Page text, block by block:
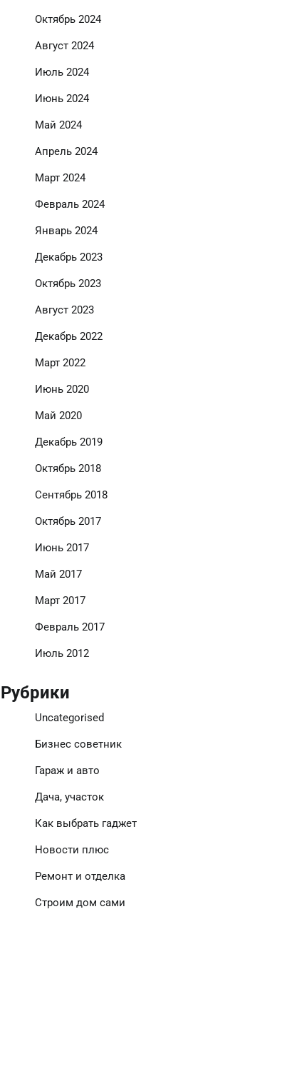
Октябрь 2024
Август 2024
Июль 2024
Июнь 2024
Май 2024
Апрель 2024
Март 2024
Февраль 2024
Январь 2024
Декабрь 2023
Октябрь 2023
Август 2023
Декабрь 2022
Март 2022
Июнь 2020
Май 2020
Декабрь 2019
Октябрь 2018
Сентябрь 2018
Октябрь 2017
Июнь 2017
Май 2017
Март 2017
Февраль 2017
Июль 2012
Рубрики
Uncategorised
Бизнес советник
Гараж и авто
Дача, участок
Как выбрать гаджет
Новости плюс
Ремонт и отделка
Строим дом сами